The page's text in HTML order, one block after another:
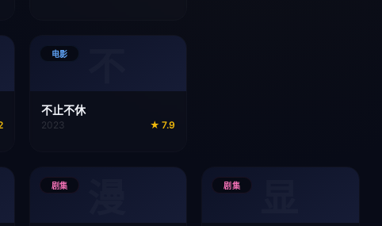
电影
不止不休
2023 ★ 7.9
剧集 剧集